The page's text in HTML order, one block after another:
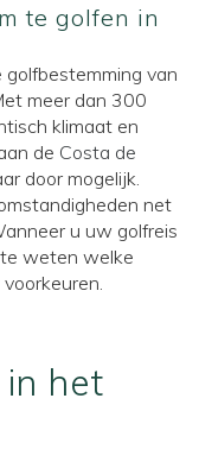
te golfen in
golfbestemming van
meer dan 300
klimaat en
de Costa de
door mogelijk.
net
u uw golfreis
weten welke
het